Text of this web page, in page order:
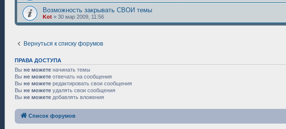
Возможность закрывать СВОИ темы
Kot » 30 мар 2009, 11:56
Вернуться к списку форумов
ПРАВА ДОСТУПА
Вы не можете начинать темы
Вы не можете отвечать на сообщения
Вы не можете редактировать свои сообщения
Вы не можете удалять свои сообщения
Вы не можете добавлять вложения
Список форумов